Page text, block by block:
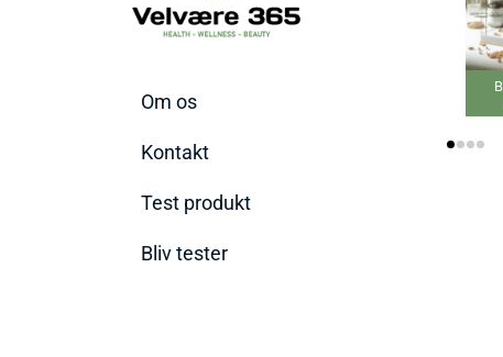
Om os
Kontakt
Test produkt
Bliv tester